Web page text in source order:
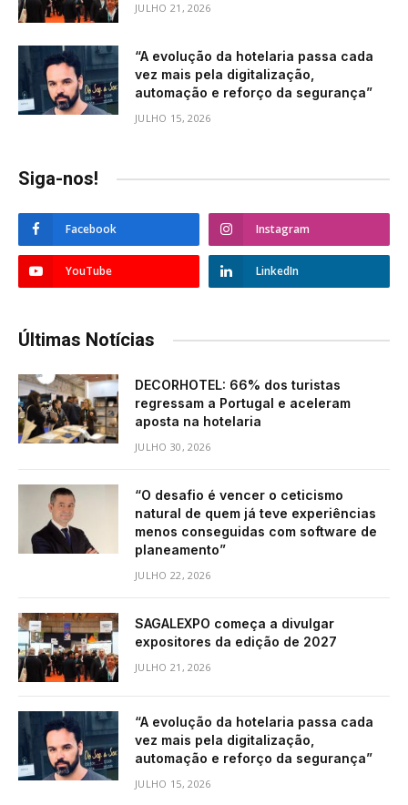
JULHO 21, 2026
“A evolução da hotelaria passa cada
vez mais pela digitalização,
automação e reforço da segurança”
JULHO 15, 2026
Siga-nos!
Facebook Instagram
YouTube LinkedIn
Últimas Notícias
DECORHOTEL: 66% dos turistas
regressam a Portugal e aceleram
aposta na hotelaria
JULHO 30, 2026
“O desafio é vencer o ceticismo
natural de quem já teve experiências
menos conseguidas com software de
planeamento”
JULHO 22, 2026
SAGALEXPO começa a divulgar
expositores da edição de 2027
JULHO 21, 2026
“A evolução da hotelaria passa cada
vez mais pela digitalização,
automação e reforço da segurança”
JULHO 15, 2026